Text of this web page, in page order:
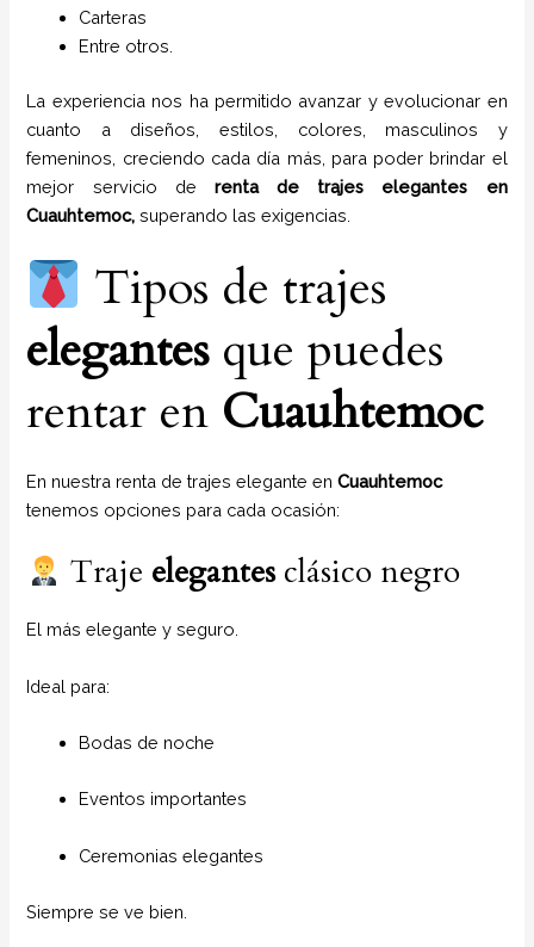
Carteras
Entre otros.
La experiencia nos ha permitido avanzar y evolucionar en
cuanto a diseños, estilos, colores, masculinos y
femeninos, creciendo cada día más, para poder brindar el
mejor servicio de renta de trajes elegantes en
Cuauhtemoc, superando las exigencias.
Tipos de trajes
elegantes que puedes
rentar en Cuauhtemoc
En nuestra renta de trajes elegante enCuauhtemoc
tenemos opciones para cada ocasión:
Traje elegantes clásico negro
El más elegante y seguro.
Ideal para:
Bodas de noche
Eventos importantes
Ceremonias elegantes
Siempre se ve bien.